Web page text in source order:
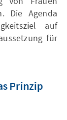
Die Agenda
auf
für
Prinzip